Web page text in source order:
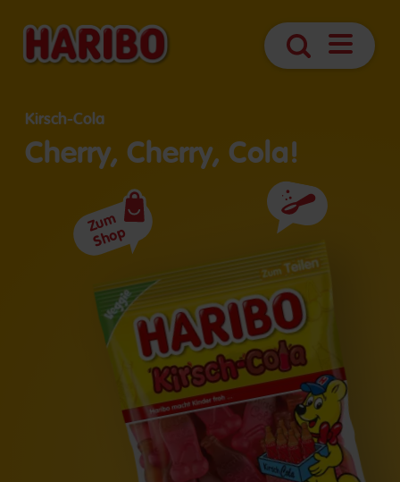
Suche
Kirsch-Cola
Cherry, Cherry, Cola!
Zutaten
Zum
Shop